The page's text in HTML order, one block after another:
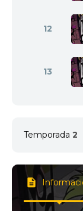
12
13
Temporada 2
1 <img